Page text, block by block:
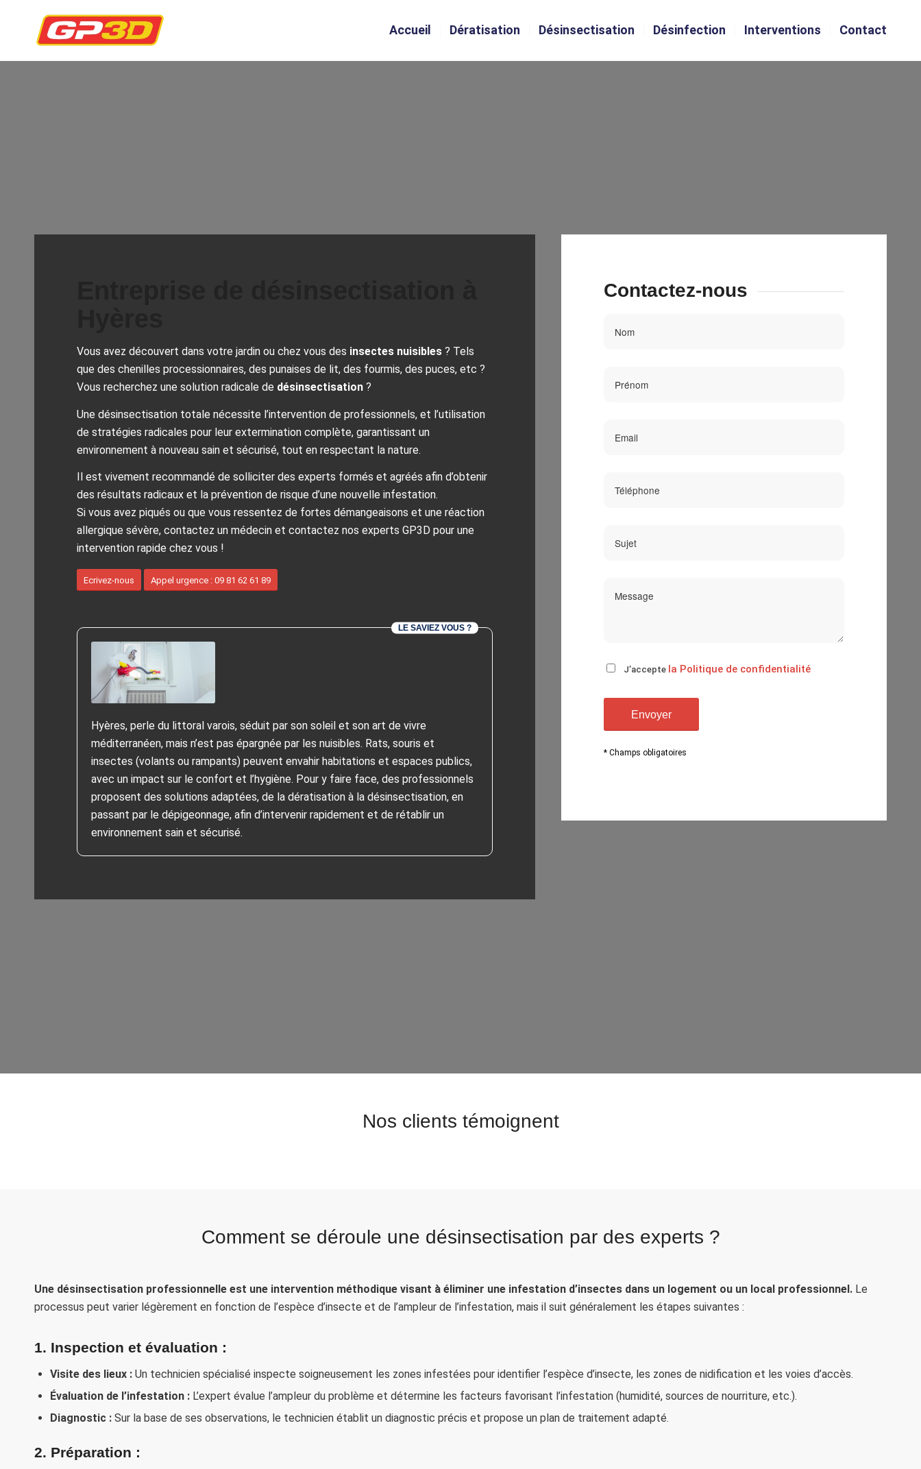
Accueil Dératisation Désinsectisation Désinfection Interventions Contact
Vous avez découvert dans votre jardin ou chez vous des insectes nuisibles ? Tels
que des chenilles processionnaires, des punaises de lit, des fourmis, des puces, etc ?
Vous recherchez une solution radicale de désinsectisation ?
Une désinsectisation totale nécessite l’intervention de professionnels, et l’utilisation
de stratégies radicales pour leur extermination complète, garantissant un
environnement à nouveau sain et sécurisé, tout en respectant la nature.
Il est vivement recommandé de solliciter des experts formés et agréés afin d’obtenir
des résultats radicaux et la prévention de risque d’une nouvelle infestation.
Si vous avez piqués ou que vous ressentez de fortes démangeaisons et une réaction
allergique sévère, contactez un médecin et contactez nos experts GP3D pour une
intervention rapide chez vous !
Ecrivez-nous Appel urgence : 09 81 62 61 89
LE SAVIEZ VOUS ?
Hyères, perle du littoral varois, séduit par son soleil et son art de vivre
méditerranéen, mais n’est pas épargnée par les nuisibles. Rats, souris et
insectes (volants ou rampants) peuvent envahir habitations et espaces publics,
avec un impact sur le confort et l’hygiène. Pour y faire face, des professionnels
proposent des solutions adaptées, de la dératisation à la désinsectisation, en
passant par le dépigeonnage, afin d’intervenir rapidement et de rétablir un
environnement sain et sécurisé.
Contactez-nous
J’accepte la Politique de confidentialité
* Champs obligatoires
Nos clients témoignent
Comment se déroule une désinsectisation par des experts ?
Une désinsectisation professionnelle est une intervention méthodique visant à éliminer une infestation d’insectes dans un logement ou un local professionnel. Le
processus peut varier légèrement en fonction de l’espèce d’insecte et de l’ampleur de l’infestation, mais il suit généralement les étapes suivantes :
1. Inspection et évaluation :
Visite des lieux : Un technicien spécialisé inspecte soigneusement les zones infestées pour identifier l’espèce d’insecte, les zones de nidification et les voies d’accès.
Évaluation de l’infestation : L’expert évalue l’ampleur du problème et détermine les facteurs favorisant l’infestation (humidité, sources de nourriture, etc.).
Diagnostic : Sur la base de ses observations, le technicien établit un diagnostic précis et propose un plan de traitement adapté.
2. Préparation :